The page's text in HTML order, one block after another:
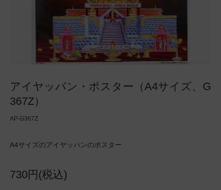
アイヤッパン・ポスター（A4サイズ、G
367Z）
AP-G367Z
A4サイズのアイヤッパンのポスター
730円(税込)